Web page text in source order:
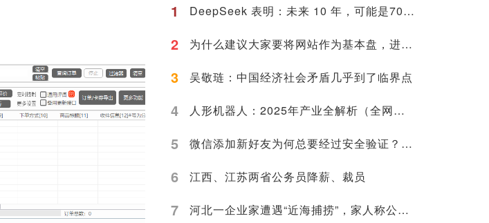
1
DeepSeek 表明：未来 10 年，可能是70后80后最艰难的10 年
2 为什么建议大家要将网站作为基本盘，进来看看是否有道理再喷
3 吴敬琏：中国经济社会矛盾几乎到了临界点
4 人形机器人：2025年产业全解析（全网最全国内外玩家排行&细分龙头）
5 微信添加新好友为何总要经过安全验证？背后原因深度解析
6 江西、江苏两省公务员降薪、裁员
7 河北一企业家遭遇“近海捕捞”，家人称公司账上10.9亿现金惹祸